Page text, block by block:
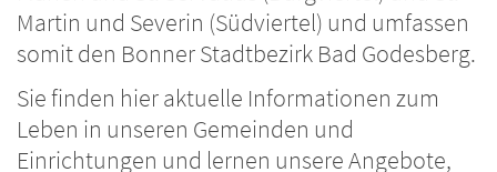
Martin und Severin (Südviertel) und umfassen
somit den Bonner Stadtbezirk Bad Godesberg.
Sie finden hier aktuelle Informationen zum
Leben in unseren Gemeinden und
Einrichtungen und lernen unsere Angebote,